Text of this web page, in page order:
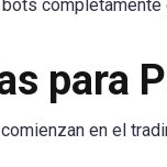
para
en el